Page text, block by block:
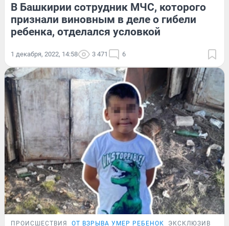
В Башкирии сотрудник МЧС, которого
признали виновным в деле о гибели
ребенка, отделался условкой
1 декабря, 2022, 14:58 3 471 6
ПРОИСШЕСТВИЯ ОТ ВЗРЫВА УМЕР РЕБЕНОК ЭКСКЛЮЗИВ